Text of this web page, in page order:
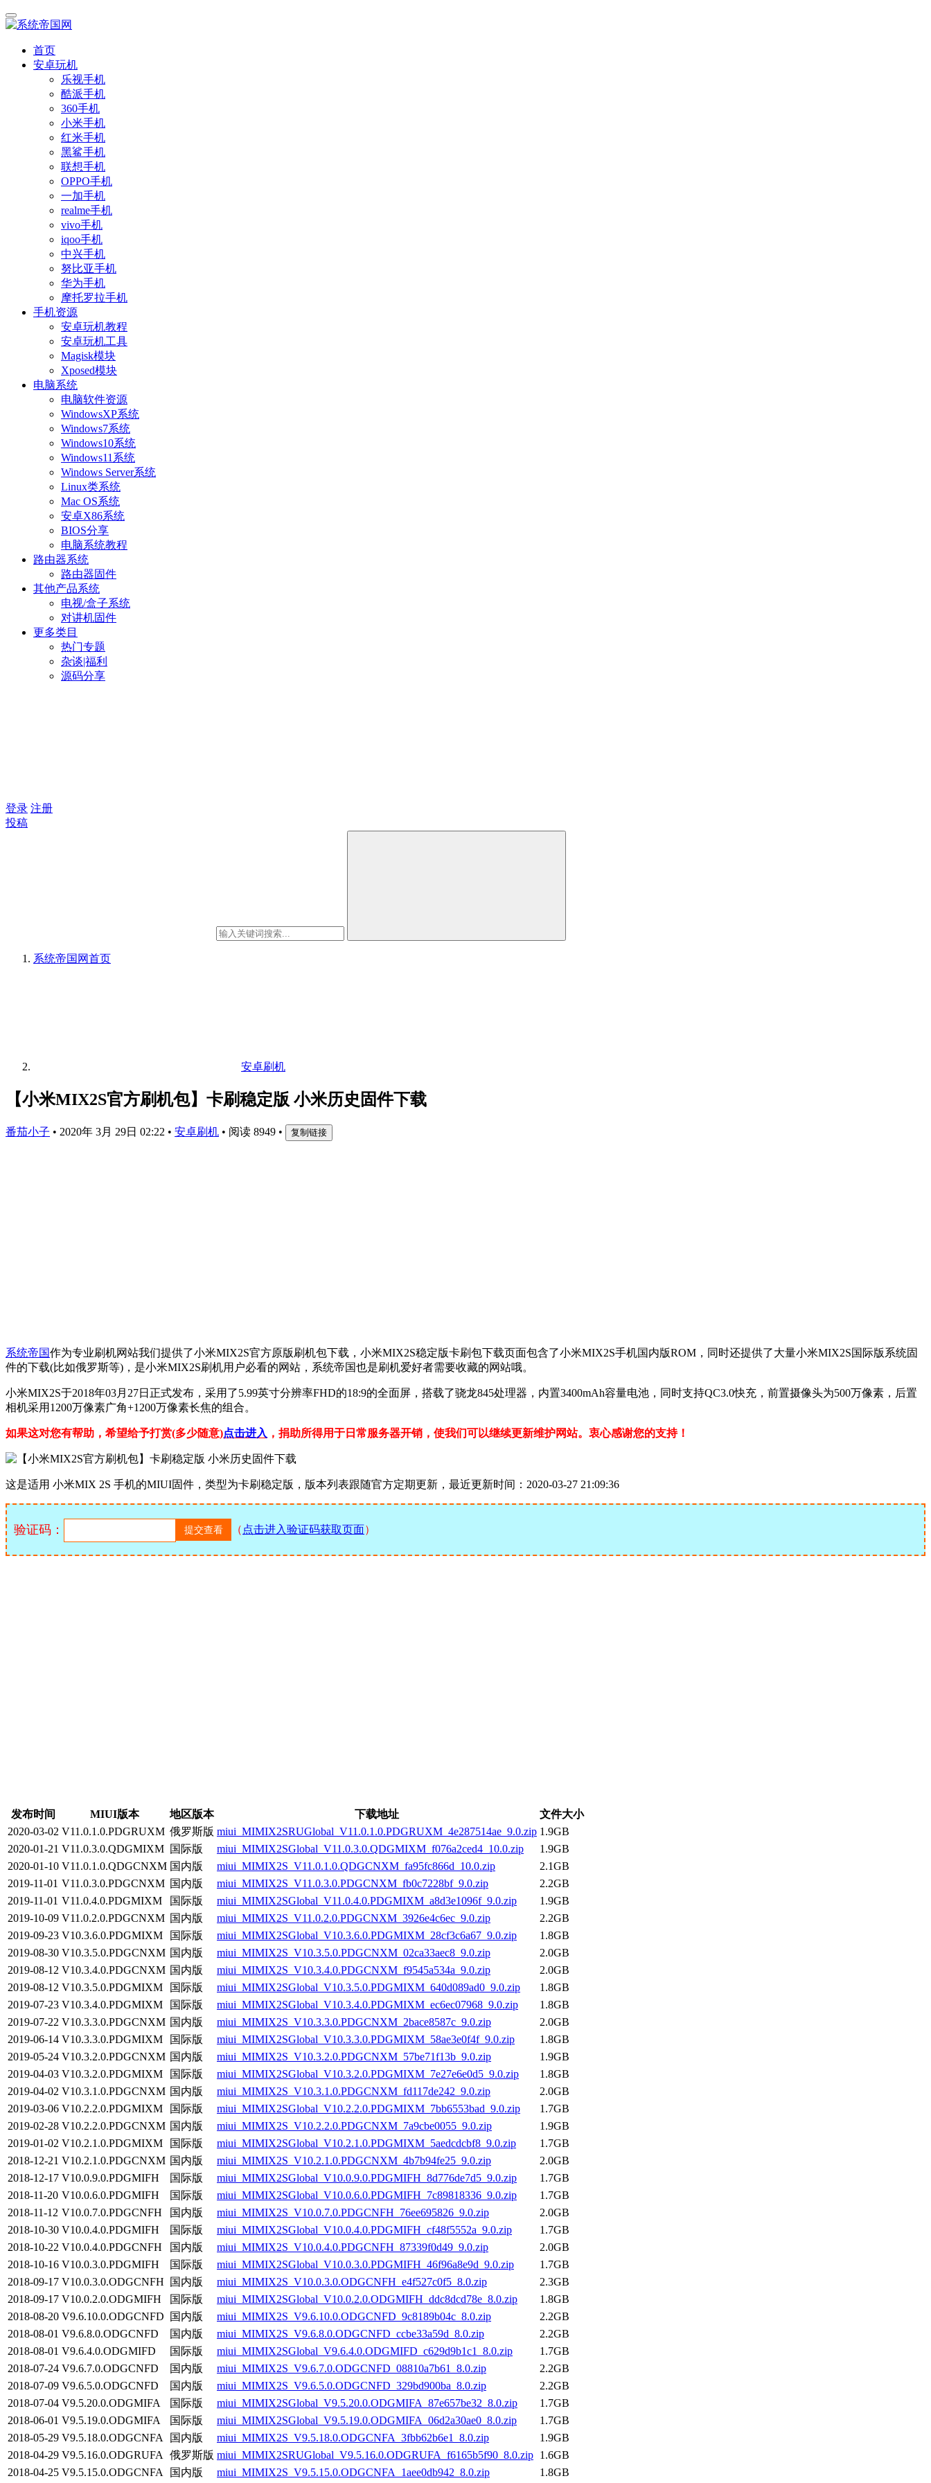
首页
安卓玩机
乐视手机
酷派手机
360手机
小米手机
红米手机
黑鲨手机
联想手机
OPPO手机
一加手机
realme手机
vivo手机
iqoo手机
中兴手机
努比亚手机
华为手机
摩托罗拉手机
手机资源
安卓玩机教程
安卓玩机工具
Magisk模块
Xposed模块
电脑系统
电脑软件资源
WindowsXP系统
Windows7系统
Windows10系统
Windows11系统
Windows Server系统
Linux类系统
Mac OS系统
安卓X86系统
BIOS分享
电脑系统教程
路由器系统
路由器固件
其他产品系统
电视/盒子系统
对讲机固件
更多类目
热门专题
杂谈|福利
源码分享
登录 注册
投稿
系统帝国网首页
安卓刷机
【小米MIX2S官方刷机包】卡刷稳定版 小米历史固件下载
番茄小子 • 2020年 3月 29日 02:22 • 安卓刷机 • 阅读 8949 • 复制链接
系统帝国作为专业刷机网站我们提供了小米MIX2S官方原版刷机包下载，小米MIX2S稳定版卡刷包下载页面包含了小米MIX2S手机国内版ROM，同时还提供了大量小米MIX2S国际版系统固
件的下载(比如俄罗斯等)，是小米MIX2S刷机用户必看的网站，系统帝国也是刷机爱好者需要收藏的网站哦。
小米MIX2S于2018年03月27日正式发布，采用了5.99英寸分辨率FHD的18:9的全面屏，搭载了骁龙845处理器，内置3400mAh容量电池，同时支持QC3.0快充，前置摄像头为500万像素，后置
相机采用1200万像素广角+1200万像素长焦的组合。
如果这对您有帮助，希望给予打赏(多少随意)点击进入 ，捐助所得用于日常服务器开销，使我们可以继续更新维护网站。衷心感谢您的支持！
这是适用 小米MIX 2S 手机的MIUI固件，类型为卡刷稳定版，版本列表跟随官方定期更新，最近更新时间：2020-03-27 21:09:36
验证码： （ 点击进入验证码获取页面）
发布时间 MIUI版本 地区版本 下载地址
文件大小
2020-03-02 V11.0.1.0.PDGRUXM 俄罗斯版 miui_MIMIX2SRUGlobal_V11.0.1.0.PDGRUXM_4e287514ae_9.0.zip 1.9GB
2020-01-21 V11.0.3.0.QDGMIXM 国际版 miui_MIMIX2SGlobal_V11.0.3.0.QDGMIXM_f076a2ced4_10.0.zip
1.9GB
2020-01-10 V11.0.1.0.QDGCNXM 国内版 miui_MIMIX2S_V11.0.1.0.QDGCNXM_fa95fc866d_10.0.zip
2.1GB
2019-11-01 V11.0.3.0.PDGCNXM 国内版 miui_MIMIX2S_V11.0.3.0.PDGCNXM_fb0c7228bf_9.0.zip
2.2GB
2019-11-01 V11.0.4.0.PDGMIXM 国际版 miui_MIMIX2SGlobal_V11.0.4.0.PDGMIXM_a8d3e1096f_9.0.zip
1.9GB
2019-10-09 V11.0.2.0.PDGCNXM 国内版 miui_MIMIX2S_V11.0.2.0.PDGCNXM_3926e4c6ec_9.0.zip
2.2GB
2019-09-23 V10.3.6.0.PDGMIXM 国际版 miui_MIMIX2SGlobal_V10.3.6.0.PDGMIXM_28cf3c6a67_9.0.zip
1.8GB
2019-08-30 V10.3.5.0.PDGCNXM 国内版 miui_MIMIX2S_V10.3.5.0.PDGCNXM_02ca33aec8_9.0.zip
2.0GB
2019-08-12 V10.3.4.0.PDGCNXM 国内版 miui_MIMIX2S_V10.3.4.0.PDGCNXM_f9545a534a_9.0.zip
2.0GB
2019-08-12 V10.3.5.0.PDGMIXM 国际版 miui_MIMIX2SGlobal_V10.3.5.0.PDGMIXM_640d089ad0_9.0.zip
1.8GB
2019-07-23 V10.3.4.0.PDGMIXM 国际版 miui_MIMIX2SGlobal_V10.3.4.0.PDGMIXM_ec6ec07968_9.0.zip
1.8GB
2019-07-22 V10.3.3.0.PDGCNXM 国内版 miui_MIMIX2S_V10.3.3.0.PDGCNXM_2bace8587c_9.0.zip
2.0GB
2019-06-14 V10.3.3.0.PDGMIXM 国际版 miui_MIMIX2SGlobal_V10.3.3.0.PDGMIXM_58ae3e0f4f_9.0.zip
1.8GB
2019-05-24 V10.3.2.0.PDGCNXM 国内版 miui_MIMIX2S_V10.3.2.0.PDGCNXM_57be71f13b_9.0.zip
1.9GB
2019-04-03 V10.3.2.0.PDGMIXM 国际版 miui_MIMIX2SGlobal_V10.3.2.0.PDGMIXM_7e27e6e0d5_9.0.zip
1.8GB
2019-04-02 V10.3.1.0.PDGCNXM 国内版 miui_MIMIX2S_V10.3.1.0.PDGCNXM_fd117de242_9.0.zip
2.0GB
2019-03-06 V10.2.2.0.PDGMIXM 国际版 miui_MIMIX2SGlobal_V10.2.2.0.PDGMIXM_7bb6553bad_9.0.zip
1.7GB
2019-02-28 V10.2.2.0.PDGCNXM 国内版 miui_MIMIX2S_V10.2.2.0.PDGCNXM_7a9cbe0055_9.0.zip
1.9GB
2019-01-02 V10.2.1.0.PDGMIXM 国际版 miui_MIMIX2SGlobal_V10.2.1.0.PDGMIXM_5aedcdcbf8_9.0.zip
1.7GB
2018-12-21 V10.2.1.0.PDGCNXM 国内版 miui_MIMIX2S_V10.2.1.0.PDGCNXM_4b7b94fe25_9.0.zip
2.0GB
2018-12-17 V10.0.9.0.PDGMIFH 国际版 miui_MIMIX2SGlobal_V10.0.9.0.PDGMIFH_8d776de7d5_9.0.zip
1.7GB
2018-11-20 V10.0.6.0.PDGMIFH 国际版 miui_MIMIX2SGlobal_V10.0.6.0.PDGMIFH_7c89818336_9.0.zip
1.7GB
2018-11-12 V10.0.7.0.PDGCNFH 国内版 miui_MIMIX2S_V10.0.7.0.PDGCNFH_76ee695826_9.0.zip
2.0GB
2018-10-30 V10.0.4.0.PDGMIFH 国际版 miui_MIMIX2SGlobal_V10.0.4.0.PDGMIFH_cf48f5552a_9.0.zip
1.7GB
2018-10-22 V10.0.4.0.PDGCNFH 国内版 miui_MIMIX2S_V10.0.4.0.PDGCNFH_87339f0d49_9.0.zip
2.0GB
2018-10-16 V10.0.3.0.PDGMIFH 国际版 miui_MIMIX2SGlobal_V10.0.3.0.PDGMIFH_46f96a8e9d_9.0.zip
1.7GB
2018-09-17 V10.0.3.0.ODGCNFH 国内版 miui_MIMIX2S_V10.0.3.0.ODGCNFH_e4f527c0f5_8.0.zip
2.3GB
2018-09-17 V10.0.2.0.ODGMIFH 国际版 miui_MIMIX2SGlobal_V10.0.2.0.ODGMIFH_ddc8dcd78e_8.0.zip
1.8GB
2018-08-20 V9.6.10.0.ODGCNFD 国内版 miui_MIMIX2S_V9.6.10.0.ODGCNFD_9c8189b04c_8.0.zip
2.2GB
2018-08-01 V9.6.8.0.ODGCNFD 国内版 miui_MIMIX2S_V9.6.8.0.ODGCNFD_ccbe33a59d_8.0.zip
2.2GB
2018-08-01 V9.6.4.0.ODGMIFD 国际版 miui_MIMIX2SGlobal_V9.6.4.0.ODGMIFD_c629d9b1c1_8.0.zip
1.7GB
2018-07-24 V9.6.7.0.ODGCNFD 国内版 miui_MIMIX2S_V9.6.7.0.ODGCNFD_08810a7b61_8.0.zip
2.2GB
2018-07-09 V9.6.5.0.ODGCNFD 国内版 miui_MIMIX2S_V9.6.5.0.ODGCNFD_329bd900ba_8.0.zip
2.2GB
2018-07-04 V9.5.20.0.ODGMIFA 国际版 miui_MIMIX2SGlobal_V9.5.20.0.ODGMIFA_87e657be32_8.0.zip
1.7GB
2018-06-01 V9.5.19.0.ODGMIFA 国际版 miui_MIMIX2SGlobal_V9.5.19.0.ODGMIFA_06d2a30ae0_8.0.zip
1.7GB
2018-05-29 V9.5.18.0.ODGCNFA 国内版 miui_MIMIX2S_V9.5.18.0.ODGCNFA_3fbb62b6e1_8.0.zip
1.9GB
2018-04-29 V9.5.16.0.ODGRUFA 俄罗斯版 miui_MIMIX2SRUGlobal_V9.5.16.0.ODGRUFA_f6165b5f90_8.0.zip 1.6GB
2018-04-25 V9.5.15.0.ODGCNFA 国内版 miui_MIMIX2S_V9.5.15.0.ODGCNFA_1aee0db942_8.0.zip 1.8GB